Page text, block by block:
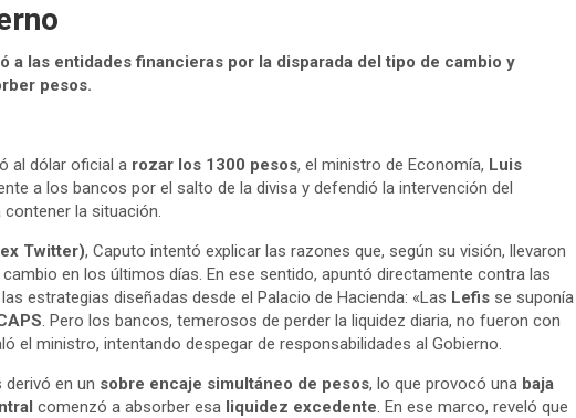
a las entidades financieras por la disparada del tipo de cambio y
pesos.
al dólar oficial a rozar los 1300 pesos, el ministro de Economía, Luis
a los bancos por el salto de la divisa y defendió la intervención del
la situación.
Twitter), Caputo intentó explicar las razones que, según su visión, llevaron
en los últimos días. En ese sentido, apuntó directamente contra las
estrategias diseñadas desde el Palacio de Hacienda: «Las Lefis se suponía
. Pero los bancos, temerosos de perder la liquidez diaria, no fueron con
el ministro, intentando despegar de responsabilidades al Gobierno.
en un sobre encaje simultáneo de pesos, lo que provocó una baja
comenzó a absorber esa liquidez excedente. En ese marco, reveló que